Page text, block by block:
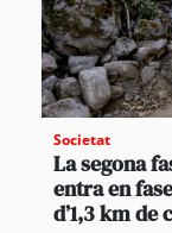
Societat
La segona
entra en
d’1,3 km